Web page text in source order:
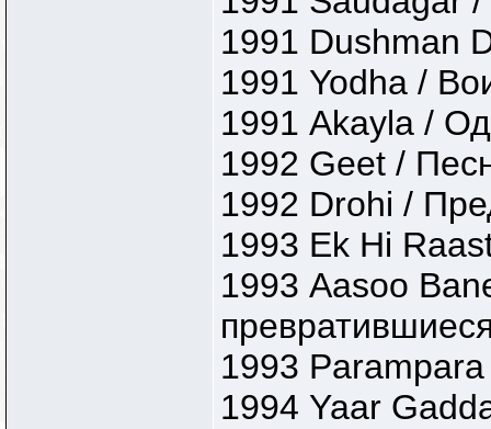
1991 Dushman
1991 Yodha /
1991 Akayla /
1992 Geet /
1992 Drohi /
1993 Ek Hi
1993 Aasoo
1993
1994 Yaar